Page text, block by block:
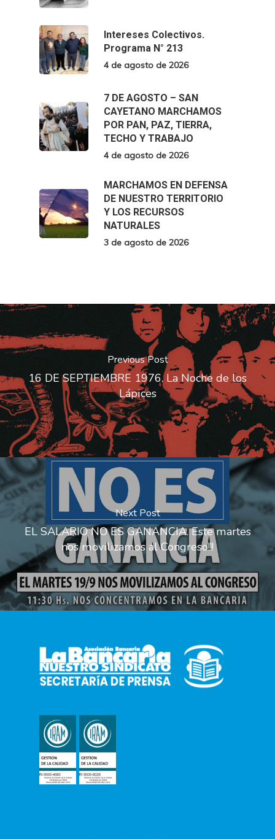
Intereses Colectivos.
Programa N° 213
4 de agosto de 2026
7 DE AGOSTO – SAN
CAYETANO MARCHAMOS
POR PAN, PAZ, TIERRA,
TECHO Y TRABAJO
4 de agosto de 2026
MARCHAMOS EN DEFENSA
DE NUESTRO TERRITORIO
Y LOS RECURSOS
NATURALES
3 de agosto de 2026
Previous Post
16 DE SEPTIEMBRE 1976. La Noche de los
Lápices
Next Post
EL SALARIO NO ES GANANCIA. Este martes
nos movilizamos al Congreso!!!